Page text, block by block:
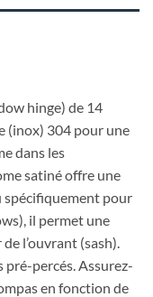
hinge) de 14
(inox) 304 pour une
dans les
satiné offre une
spécifiquement pour
il permet une
l’ouvrant (sash).
pré-percés. Assurez-
en fonction de